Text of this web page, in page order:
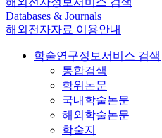
Databases & Journals
해외전자자료 이용안내
학술연구정보서비스 검색
통합검색
학위논문
국내학술논문
해외학술논문
학술지